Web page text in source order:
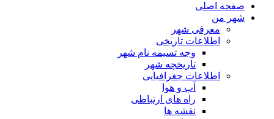
صفحه اصلی
شهر من
معرفی شهر
اطلاعات تاریخی
وجه تسیمه نام شهر
تاریخچه شهر
اطلاعات جغرافیایی
آب و هوا
راه های ارتباطی
نقشه ها